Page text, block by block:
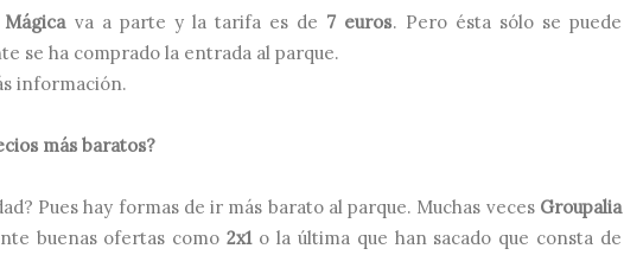
Mágicava a parte y la tarifa es de 7 euros. Pero ésta sólo se puede
se ha comprado la entrada al parque.
información.
más baratos?
Pues hay formas de ir más barato al parque. Muchas veces Groupalia
buenas ofertas como2x1o la última que han sacado que consta de